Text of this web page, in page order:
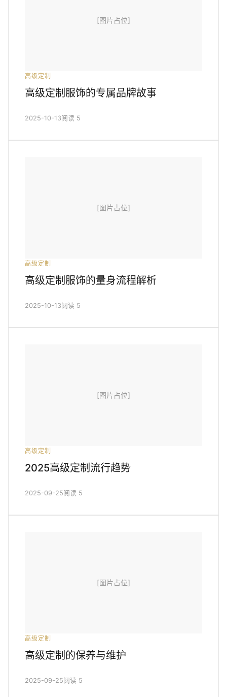
[图片占位]
高级定制
高级定制服饰的专属品牌故事
2025-10-13阅读 5
[图片占位]
高级定制
高级定制服饰的量身流程解析
2025-10-13阅读 5
[图片占位]
高级定制
2025高级定制流行趋势
2025-09-25阅读 5
[图片占位]
高级定制
高级定制的保养与维护
2025-09-25阅读 5